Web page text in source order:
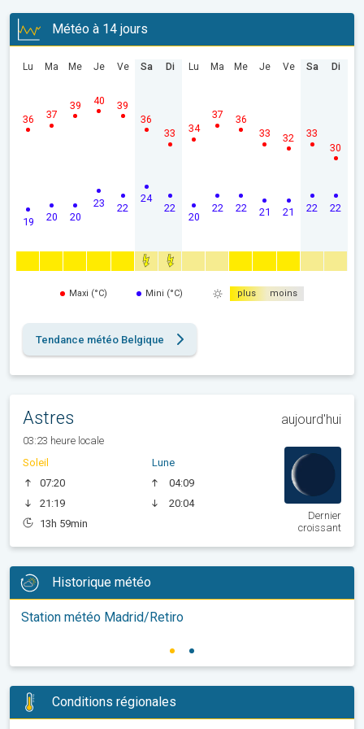
Météo à 14 jours
Lu
19
36
Ma
20
37
Me
20
39
Je
23
40
Ve
22
39
Sa
24
36
Di
22
33
Lu
20
34
Ma
22
37
Me
22
36
Je
21
33
Ve
21
32
Sa
22
33
Di
22
30
Maxi (°C) Mini (°C) plus moins
Tendance météo Belgique
Astres aujourd'hui
03:23 heure locale
Soleil
07:20
21:19
13h 59min
Lune
04:09
20:04
Dernier
croissant
Historique météo
Station météo Madrid/Retiro
Conditions régionales